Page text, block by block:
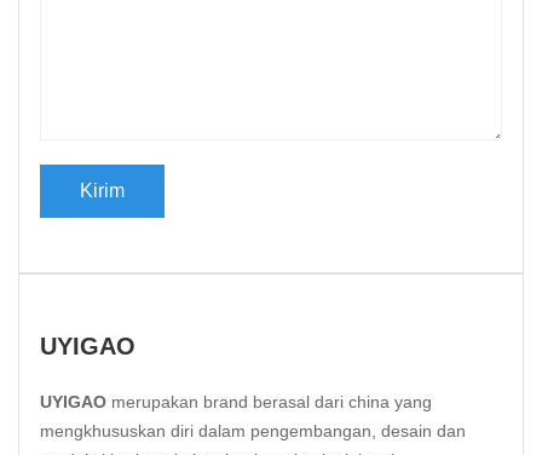
UYIGAO
UYIGAO merupakan brand berasal dari china yang
mengkhususkan diri dalam pengembangan, desain dan